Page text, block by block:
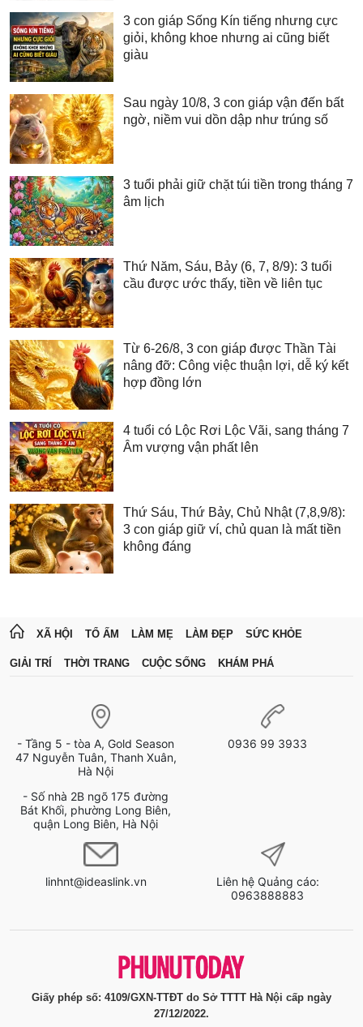
3 con giáp Sống Kín tiếng nhưng cực
giỏi, không khoe nhưng ai cũng biết
giàu
Sau ngày 10/8, 3 con giáp vận đến bất
ngờ, niềm vui dồn dập như trúng số
3 tuổi phải giữ chặt túi tiền trong tháng 7
âm lịch
Thứ Năm, Sáu, Bảy (6, 7, 8/9): 3 tuổi
cầu được ước thấy, tiền về liên tục
Từ 6-26/8, 3 con giáp được Thần Tài
nâng đỡ: Công việc thuận lợi, dễ ký kết
hợp đồng lớn
4 tuổi có Lộc Rơi Lộc Vãi, sang tháng 7
Âm vượng vận phất lên
Thứ Sáu, Thứ Bảy, Chủ Nhật (7,8,9/8):
3 con giáp giữ ví, chủ quan là mất tiền
không đáng
XÃ HỘI TỔ ẤM LÀM MẸ LÀM ĐẸP SỨC KHỎE
GIẢI TRÍ THỜI TRANG CUỘC SỐNG KHÁM PHÁ
- Tầng 5 - tòa A, Gold Season
47 Nguyễn Tuân, Thanh Xuân,
Hà Nội
- Số nhà 2B ngõ 175 đường
Bát Khối, phường Long Biên,
quận Long Biên, Hà Nội
0936 99 3933
linhnt@ideaslink.vn
Liên hệ Quảng cáo:
0963888883
Giấy phép số: 4109/GXN-TTĐT do Sở TTTT Hà Nội cấp ngày
27/12/2022.